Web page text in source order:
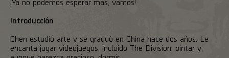
Introducción
Chen estudió arte y se graduó en China hace dos años. Le
encanta jugar videojuegos, incluido The Division, pintar y,